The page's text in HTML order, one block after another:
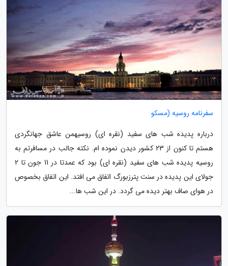
سفرنامه روسیه (مسکو
درباره پدیده شب های سفید (نقره ای) روسیهمن عاشق جهانگردی
هستم تا کنون از 23 کشور دیدن نموده ام. نکته جالب در مسافرتم به
روسیه پدیده شب های سفید (نقره ای) بود که عمدتا در 11 جون تا 2
جولای این پدیده در سنت پترزبورگ اتفاق می افتد. این اتفاق بخصوص
در هوای صاف بهتر دیده می گردد. در این شب ها...